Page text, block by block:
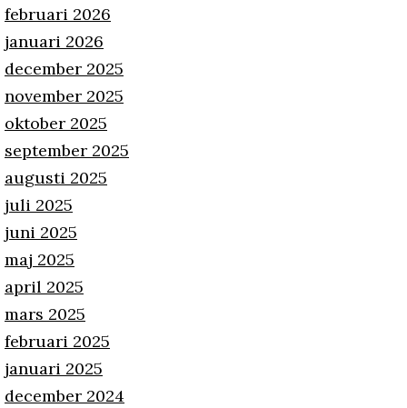
februari 2026
januari 2026
december 2025
november 2025
oktober 2025
september 2025
augusti 2025
juli 2025
juni 2025
maj 2025
april 2025
mars 2025
februari 2025
januari 2025
december 2024